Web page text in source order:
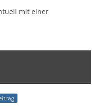
mit einer